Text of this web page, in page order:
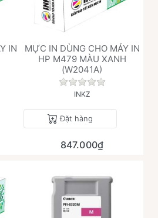
IN
giá nào cho sản phẩm này.
MỰC IN DÙNG CHO MÁY IN
HP M479 MÀU XANH
(W2041A)
Chưa có đánh giá
INKZ
Đặt hàng
847.000₫